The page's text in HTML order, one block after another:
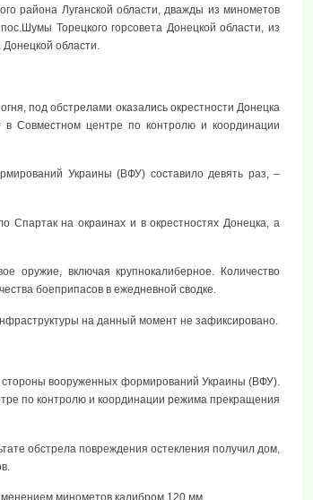
района Луганской области, дважды из минометов
Торецкого горсовета Донецкой области, из
Донецкой области.
под обстрелами оказались окрестности Донецка
в Совместном центре по контролю и координации
Украины (ВФУ) составило девять раз, –
Спартак на окраинах и в окрестностях Донецка, а
оружие, включая крупнокалиберное. Количество
боеприпасов в ежедневной сводке.
на данный момент не зафиксировано.
стороны вооруженных формирований Украины (ВФУ).
по контролю и координации режима прекращения
обстрела повреждения остекления получил дом,
минометов калибром 120 мм.